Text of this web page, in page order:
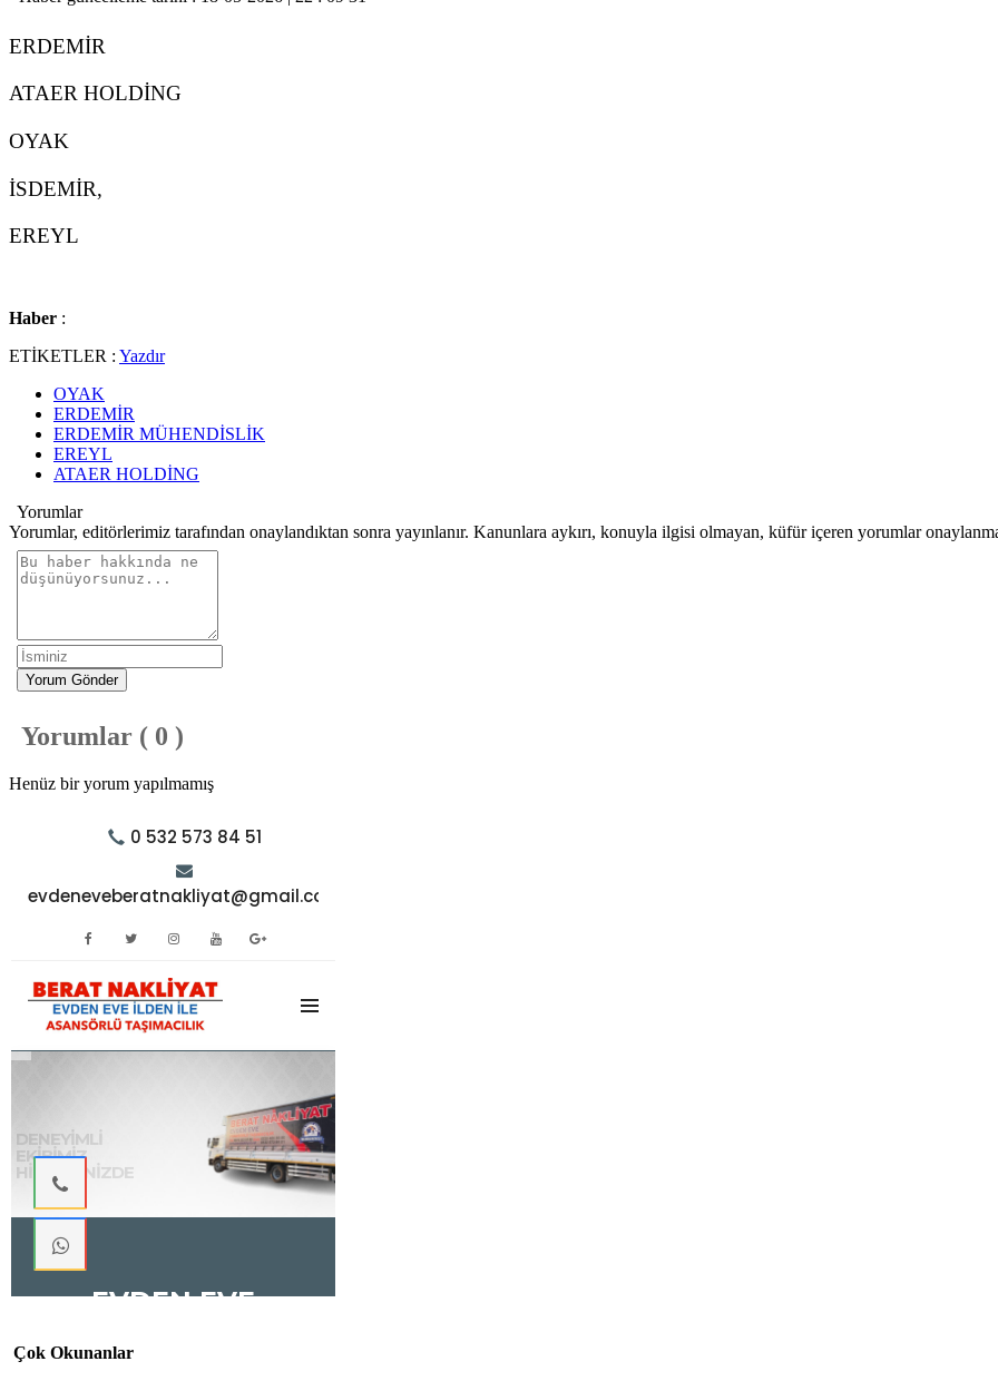
ERDEMİR
ATAER HOLDİNG
OYAK
İSDEMİR,
EREYL
Haber :
ETİKETLER : Yazdır
OYAK
ERDEMİR
ERDEMİR MÜHENDİSLİK
EREYL
ATAER HOLDİNG
Yorumlar
Yorumlar, editörlerimiz tarafından onaylandıktan sonra yayınlanır. Kanunlara aykırı, konuyla ilgisi olmayan, küfür içeren yorumlar
Yorum Gönder
Yorumlar ( 0 )
Henüz bir yorum yapılmamış
Çok Okunanlar